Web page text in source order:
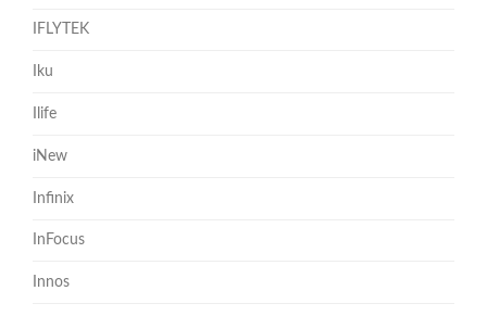
IFLYTEK
Iku
Ilife
iNew
Infinix
InFocus
Innos